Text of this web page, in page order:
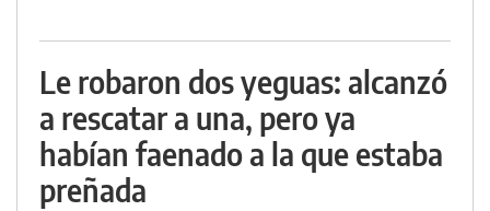
Le robaron dos yeguas: alcanzó
a rescatar a una, pero ya
habían faenado a la que estaba
preñada